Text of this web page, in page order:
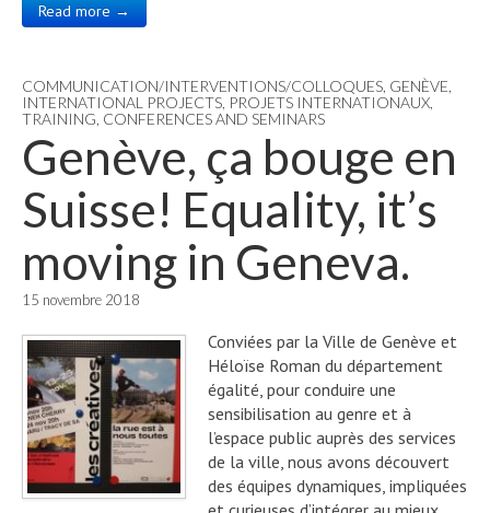
Read more →
COMMUNICATION/INTERVENTIONS/COLLOQUES GENÈVE
INTERNATIONAL PROJECTS PROJETS INTERNATIONAUX
TRAINING, CONFERENCES AND SEMINARS
Genève, ça bouge en
Suisse! Equality, it’s
moving in Geneva.
15 novembre 2018
Conviées par la Ville de Genève et
Héloïse Roman du département
égalité, pour conduire une
sensibilisation au genre et à
l’espace public auprès des services
de la ville, nous avons découvert
des équipes dynamiques, impliquées